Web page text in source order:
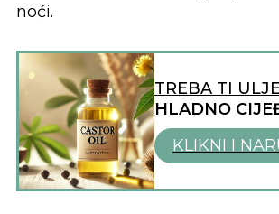
noći.
TREBA TI
HLADNO
KLIKNI I